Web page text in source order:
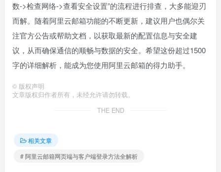
数->检查网络->查看安全设置”的流程进行排查，大多能迎刃
而解。随着阿里云邮箱功能的不断更新，建议用户也偶尔关
注官方公告或帮助文档，以获取最新的配置信息与安全建
议，从而确保通信的顺畅与数据的安全。希望这份超过1500
字的详细解析，能成为您使用阿里云邮箱的得力助手。
© 版权声明
文章版权归作者所有，未经允许请勿转载。
THE END
相关文章
# 阿里云邮箱网页端与客户端登录方法全解析